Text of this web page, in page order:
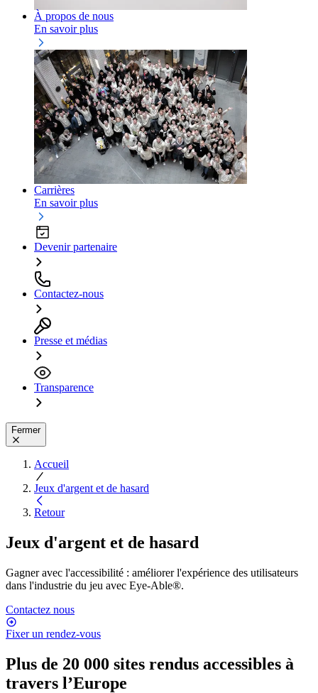
À propos de nous
En savoir plus
Carrières
En savoir plus
Devenir partenaire
Contactez-nous
Presse et médias
Transparence
Fermer
Accueil
Jeux d'argent et de hasard
Retour
Jeux d'argent et de hasard
Gagner avec l'accessibilité : améliorer l'expérience des utilisateurs
dans l'industrie du jeu avec Eye-Able®.
Contactez nous
Fixer un rendez-vous
Plus de 20 000 sites rendus accessibles à
travers l’Europe